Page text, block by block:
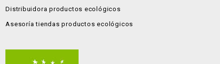
Distribuidora productos ecológicos
Asesoría tiendas productos ecológicos